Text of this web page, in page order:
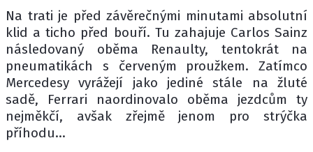
Na trati je před závěrečnými minutami absolutní
klid a ticho před bouří. Tu zahajuje Carlos Sainz
následovaný oběma Renaulty, tentokrát na
pneumatikách s červeným proužkem. Zatímco
Mercedesy vyrážejí jako jediné stále na žluté
sadě, Ferrari naordinovalo oběma jezdcům ty
nejměkčí, avšak zřejmě jenom pro strýčka
příhodu...